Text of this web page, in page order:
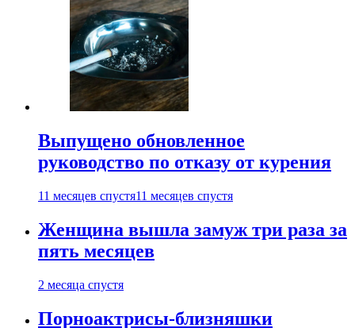
Выпущено обновленное
руководство по отказу от курения
11 месяцев спустя11 месяцев спустя
Женщина вышла замуж три раза за
пять месяцев
2 месяца спустя
Порноактрисы-близняшки